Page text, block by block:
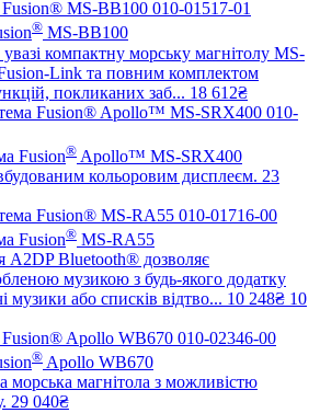
® MS-BB100
компактну морську магнітолу MS-
Link та повним комплектом
покликаних заб... 18 612₴
Fusion® Apollo™ MS-SRX400
кольоровим дисплеєм. 23
Fusion® MS-RA55
A2DP Bluetooth® дозволяє
музикою з будь-якого додатку
музики або списків відтво... 10 248₴ 10
® Apollo WB670
морська магнітола з можливістю
29 040₴